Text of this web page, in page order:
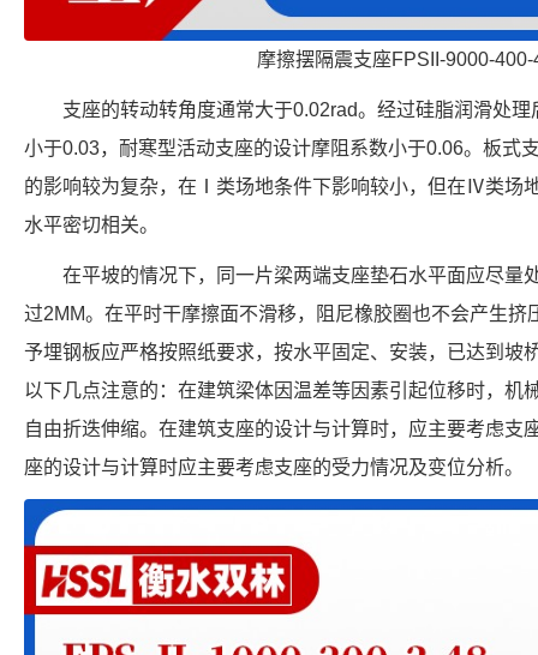
摩擦摆隔震支座FPSII-9000-400-
支座的转动转角度通常大于0.02rad。经过硅脂润滑处
小于0.03，耐寒型活动支座的设计摩阻系数小于0.06。板式
的影响较为复杂，在Ⅰ类场地条件下影响较小，但在Ⅳ类场
水平密切相关。
在平坡的情况下，同一片梁两端支座垫石水平面应尽量
过2MM。在平时干摩擦面不滑移，阻尼橡胶圈也不会产生
予埋钢板应严格按照纸要求，按水平固定、安装，已达到坡
以下几点注意的：在建筑梁体因温差等因素引起位移时，机
自由折迭伸缩。在建筑支座的设计与计算时，应主要考虑支
座的设计与计算时应主要考虑支座的受力情况及变位分析。